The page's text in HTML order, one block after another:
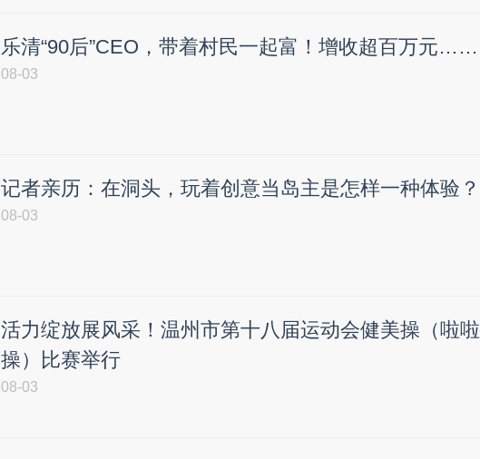
乐清“90后”CEO，带着村民一起富！增收超百万元……
08-03
记者亲历：在洞头，玩着创意当岛主是怎样一种体验？
08-03
活力绽放展风采！温州市第十八届运动会健美操（啦啦
操）比赛举行
08-03